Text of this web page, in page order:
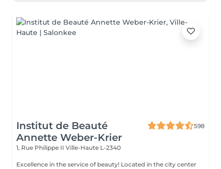
Institut de Beauté
Annette Weber-Krier
598
1, Rue Philippe II Ville-Haute L-2340
Excellence in the service of beauty! Located in the city center